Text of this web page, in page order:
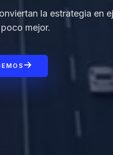
la estrategia en
mejor.